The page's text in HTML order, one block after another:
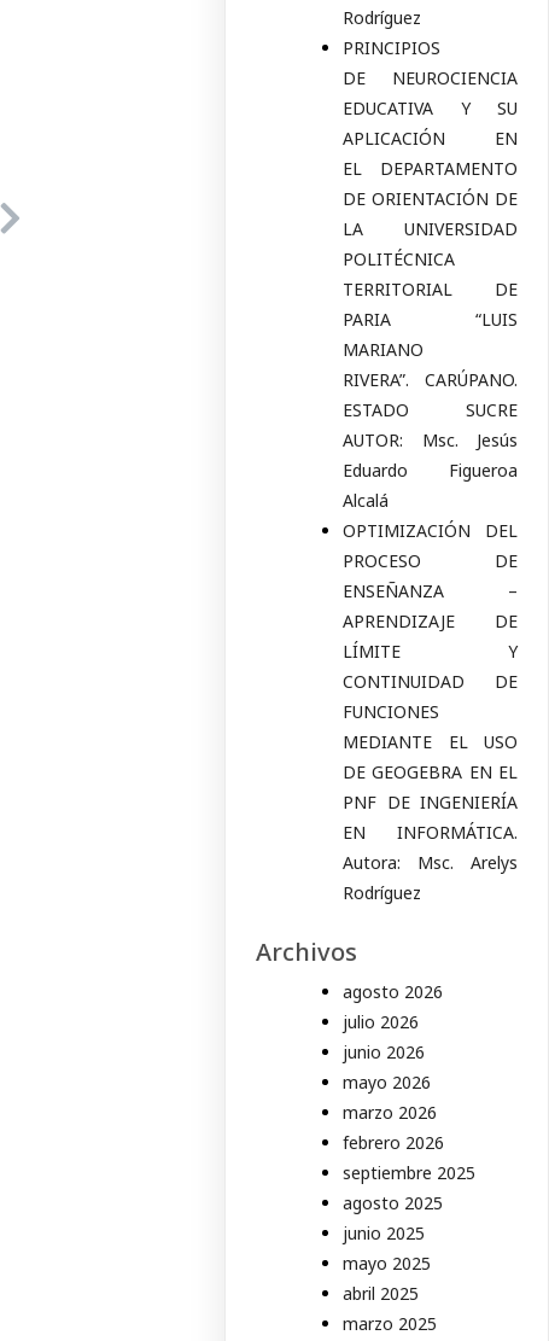
Rodríguez
PRINCIPIOS
DE NEUROCIENCIA
EDUCATIVA Y SU
APLICACIÓN EN
EL DEPARTAMENTO
DE ORIENTACIÓN DE
LA UNIVERSIDAD
POLITÉCNICA
TERRITORIAL DE
PARIA “LUIS
MARIANO
RIVERA”. CARÚPANO.
ESTADO SUCRE
AUTOR: Msc. Jesús
Eduardo Figueroa
Alcalá
OPTIMIZACIÓN DEL
PROCESO DE
ENSEÑANZA –
APRENDIZAJE DE
LÍMITE Y
CONTINUIDAD DE
FUNCIONES
MEDIANTE EL USO
DE GEOGEBRA EN EL
PNF DE INGENIERÍA
EN INFORMÁTICA.
Autora: Msc. Arelys
Rodríguez
Archivos
agosto 2026
julio 2026
junio 2026
mayo 2026
marzo 2026
febrero 2026
septiembre 2025
agosto 2025
junio 2025
mayo 2025
abril 2025
marzo 2025